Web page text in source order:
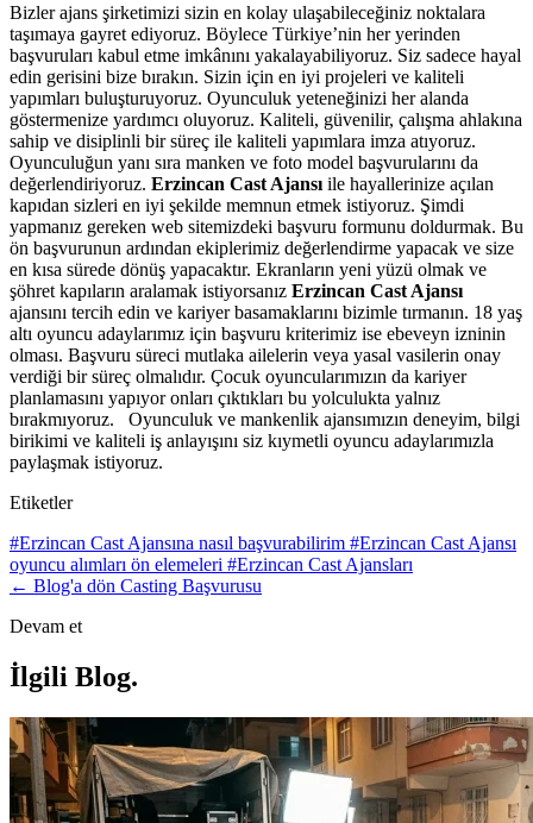
Bizler ajans şirketimizi sizin en kolay ulaşabileceğiniz noktalara
taşımaya gayret ediyoruz. Böylece Türkiye’nin her yerinden
başvuruları kabul etme imkânını yakalayabiliyoruz. Siz sadece hayal
edin gerisini bize bırakın. Sizin için en iyi projeleri ve kaliteli
yapımları buluşturuyoruz. Oyunculuk yeteneğinizi her alanda
göstermenize yardımcı oluyoruz. Kaliteli, güvenilir, çalışma ahlakına
sahip ve disiplinli bir süreç ile kaliteli yapımlara imza atıyoruz.
Oyunculuğun yanı sıra manken ve foto model başvurularını da
değerlendiriyoruz. Erzincan Cast Ajansı ile hayallerinize açılan
kapıdan sizleri en iyi şekilde memnun etmek istiyoruz. Şimdi
yapmanız gereken web sitemizdeki başvuru formunu doldurmak. Bu
ön başvurunun ardından ekiplerimiz değerlendirme yapacak ve size
en kısa sürede dönüş yapacaktır. Ekranların yeni yüzü olmak ve
şöhret kapıların aralamak istiyorsanız Erzincan Cast Ajansı
ajansını tercih edin ve kariyer basamaklarını bizimle tırmanın. 18 yaş
altı oyuncu adaylarımız için başvuru kriterimiz ise ebeveyn izninin
olması. Başvuru süreci mutlaka ailelerin veya yasal vasilerin onay
verdiği bir süreç olmalıdır. Çocuk oyuncularımızın da kariyer
planlamasını yapıyor onları çıktıkları bu yolculukta yalnız
bırakmıyoruz. Oyunculuk ve mankenlik ajansımızın deneyim, bilgi
birikimi ve kaliteli iş anlayışını siz kıymetli oyuncu adaylarımızla
paylaşmak istiyoruz.
Etiketler
#Erzincan Cast Ajansına nasıl başvurabilirim #Erzincan Cast Ajansı
oyuncu alımları ön elemeleri #Erzincan Cast Ajansları
← Blog'a dön Casting Başvurusu
Devam et
İlgili Blog.